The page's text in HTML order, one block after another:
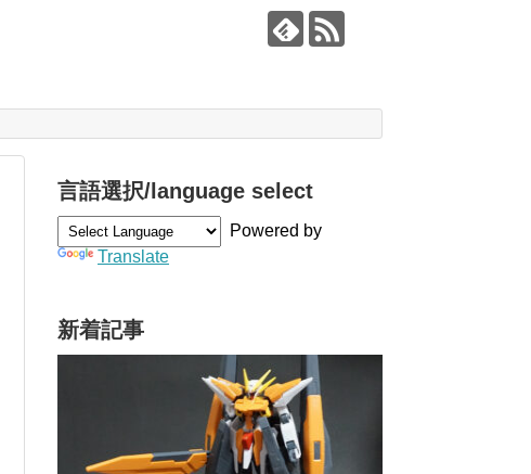
言語選択/language select
Powered by
Translate
新着記事